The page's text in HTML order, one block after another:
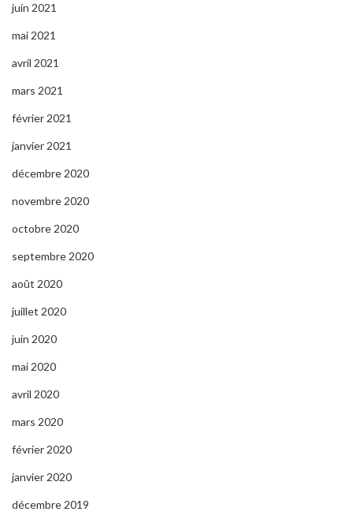
juin 2021
mai 2021
avril 2021
mars 2021
février 2021
janvier 2021
décembre 2020
novembre 2020
octobre 2020
septembre 2020
août 2020
juillet 2020
juin 2020
mai 2020
avril 2020
mars 2020
février 2020
janvier 2020
décembre 2019